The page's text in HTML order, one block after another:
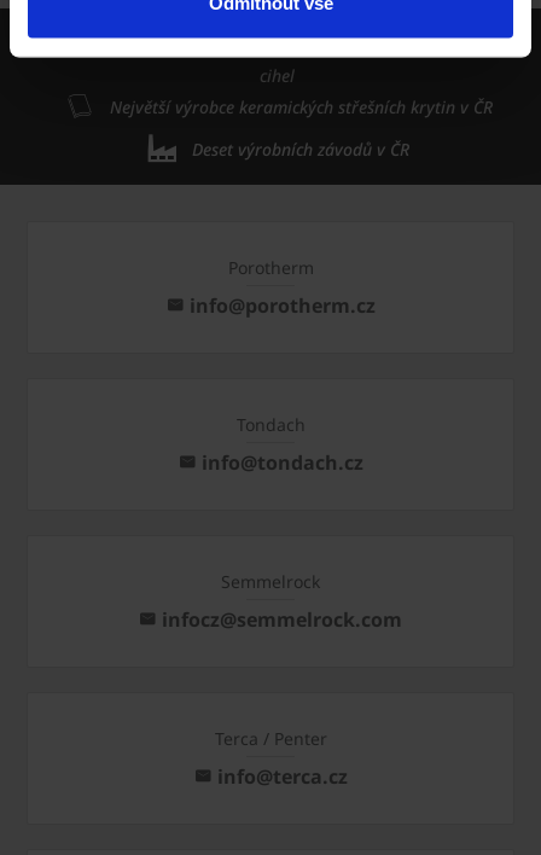
wienerberger skupina je největší světový výrobce
cihel
Největší výrobce keramických střešních krytin v ČR
Deset výrobních závodů v ČR
Porotherm
info@porotherm.cz
Tondach
info@tondach.cz
Semmelrock
infocz@semmelrock.com
Terca / Penter
info@terca.cz